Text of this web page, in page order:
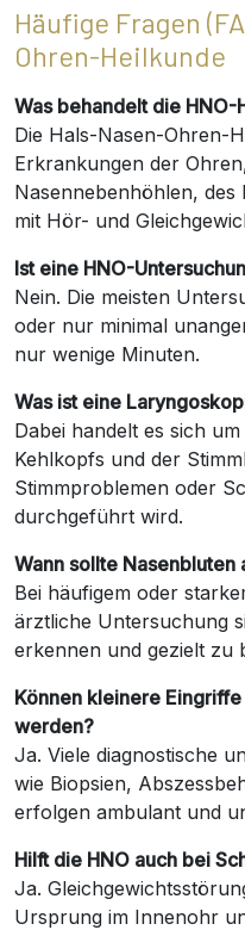
Häufige Fragen
Ohren-Heilkunde
Was behandelt die HNO-
Die Hals-Nasen-Ohren-
Erkrankungen der
Nasennebenhöhlen, des
mit Hör- und
Ist eine HNO-
Nein. Die meisten
oder nur minimal
nur wenige Minuten.
Was ist eine
Dabei handelt es sich
Kehlkopfs und der
Stimmproblemen oder
durchgeführt wird.
Wann sollte
Bei häufigem oder
ärztliche Untersuchung
erkennen und gezielt zu
Können kleinere
werden?
Ja. Viele diagnostische
wie Biopsien,
erfolgen ambulant und
Hilft die HNO auch bei
Ja.
Ursprung im Innenohr